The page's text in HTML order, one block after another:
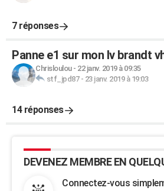
7 réponses
Panne e1 sur mon lv brandt
Chrisloulou- 22 janv. 2019 à 09:35
stf_jpd87- 23 janv. 2019 à 19:03
14 réponses
DEVENEZ MEMBRE EN
Connectez-vous